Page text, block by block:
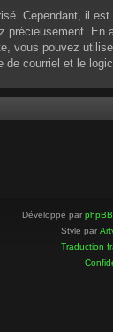
Cependant, il
pouvez
courriel et le
Développé par phpBB
Style par
Traduction